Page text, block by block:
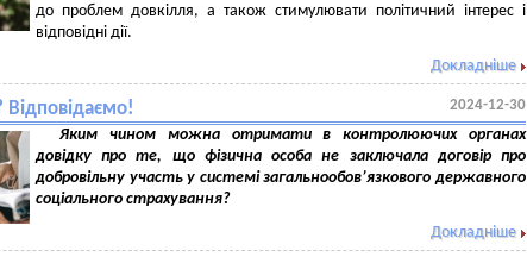
до проблем довкілля, а також стимулювати політичний інтерес і
відповідні дії.
Докладніше
Відповідаємо! 2024-12-30
Яким чином можна отримати в контролюючих органах
довідку про те, що фізична особа не заключала договір про
добровільну участь у системі загальнообов’язкового державного
соціального страхування?
Докладніше